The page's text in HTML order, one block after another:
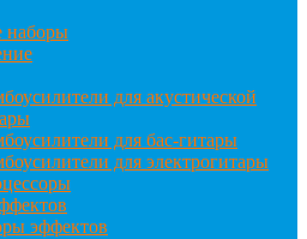
наборы
для акустической
для бас-гитары
для электрогитары
эффектов